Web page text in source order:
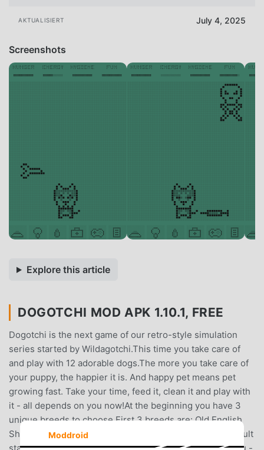
AKTUALISIERT July 4, 2025
Screenshots
Explore this article
DOGOTCHI MOD APK 1.10.1, FREE
Dogotchi is the next game of our retro-style simulation
series started by Wildagotchi.This time you take care of
and play with 12 adorable dogs.The more you take care of
your puppy, the happier it is. And happy pet means pet
growing fast. Take your time, feed it, clean it and play with
it - all depends on you now!At the beginning you have 3
unique breeds to choose.First 3 breeds are: Old English
Sheepdog, Husky and Pug!For every 2 dogs reaching adult
Moddroid